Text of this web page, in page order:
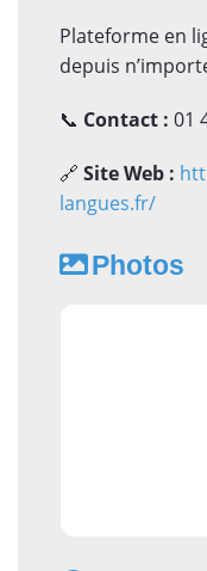
Plateforme en
depuis
📞 Contact : 01
🔗 Site Web :
langues.fr/
Photos